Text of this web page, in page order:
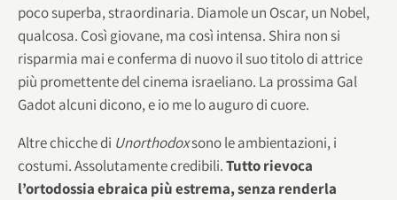
poco superba, straordinaria. Diamole un Oscar, un Nobel,
qualcosa. Così giovane, ma così intensa. Shira non si
risparmia mai e conferma di nuovo il suo titolo di attrice
più promettente del cinema israeliano. La prossima Gal
Gadot alcuni dicono, e io me lo auguro di cuore.
Altre chicche di Unorthodoxsono le ambientazioni, i
costumi. Assolutamente credibili.Tutto rievoca
l’ortodossia ebraica più estrema, senza renderla